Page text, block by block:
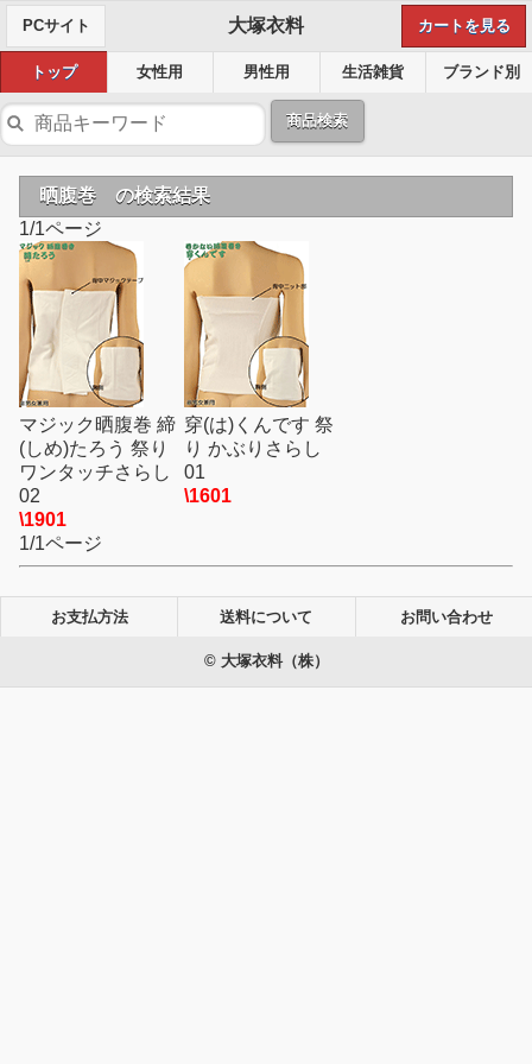
PCサイト 大塚衣料 カートを見る
トップ 女性用 男性用 生活雑貨 ブランド別
商品検索
晒腹巻 の検索結果
1/1ページ
マジック晒腹巻 締
(しめ)たろう 祭り
ワンタッチさらし
02
\1901
穿(は)くんです 祭
り かぶりさらし
01
\1601
1/1ページ
お支払方法 送料について お問い合わせ
© 大塚衣料（株）